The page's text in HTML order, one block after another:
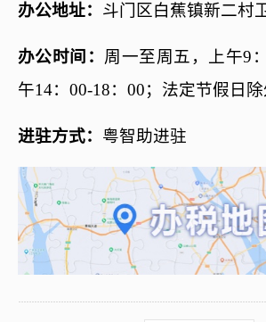
办公地址： 斗门区白蕉镇新二村
办公时间： 周一至周五，上午9
午14：00-18：00；法定节假日
进驻方式： 粤智助进驻